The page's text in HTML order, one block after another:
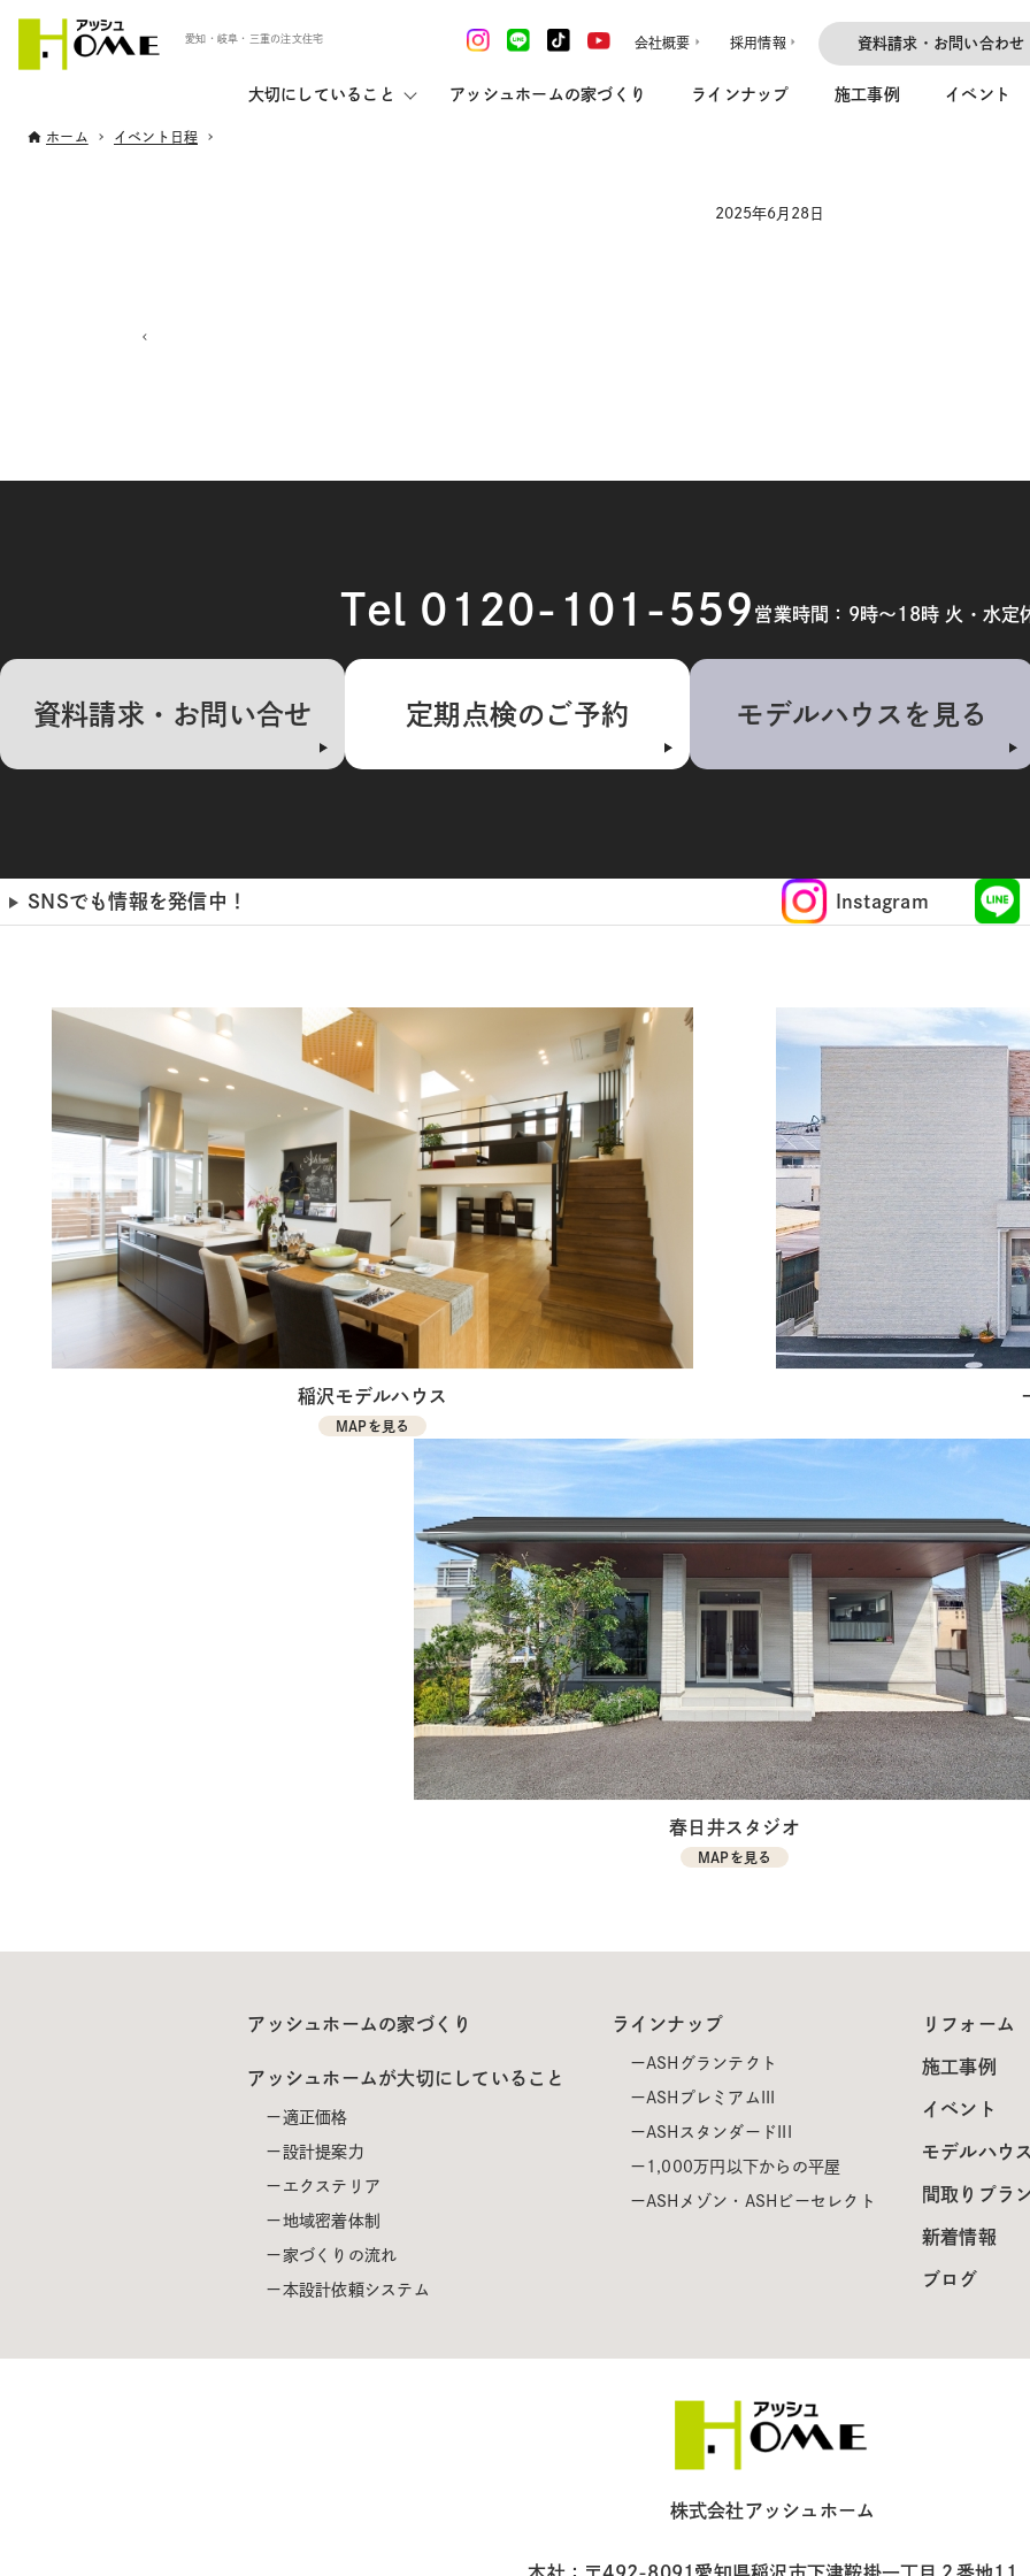
愛知・岐阜・三重の注文住宅 会社概要 採用情報 資料請求・お問い合わせ
大切にしていること アッシュホームの家づくり ラインナップ 施工事例 イベント
ホーム イベント日程
2025年6月28日
Tel 0120-101-559 営業時間：9時～18時 火・水定
資料請求・お問い合せ 定期点検のご予約 モデルハウスを見る
SNSでも情報を発信中！ Instagram
稲沢モデルハウス
MAPを見る
春日井スタジオ
MAPを見る
アッシュホームの家づくり
アッシュホームが大切にしていること
適正価格
設計提案力
エクステリア
地域密着体制
家づくりの流れ
本設計依頼システム
ラインナップ
ASHグランテクト
ASHプレミアムIII
ASHスタンダードIII
1,000万円以下からの平屋
ASHメゾン・ASHビーセレクト
リフォーム
施工事例
イベント
モデルハウ
間取りプラ
新着情報
ブログ
株式会社アッシュホーム